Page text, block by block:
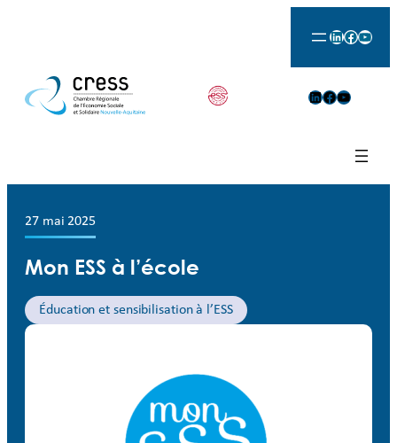
LinkedIn
Facebook
LinkedIn
Facebook
YouTube
27 mai 2025
Mon ESS à l’école
Éducation et sensibilisation à l’ESS